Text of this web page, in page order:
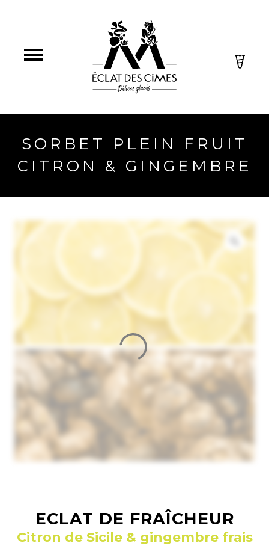
SORBET PLEIN FRUIT
CITRON & GINGEMBRE
ECLAT DE FRAÎCHEUR
Citron de Sicile & gingembre frais